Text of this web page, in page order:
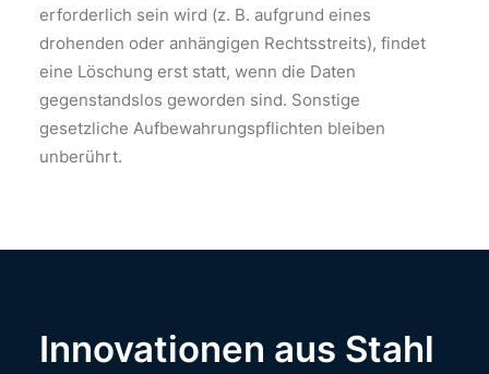
erforderlich sein wird (z. B. aufgrund eines
drohenden oder anhängigen Rechtsstreits), findet
eine Löschung erst statt, wenn die Daten
gegenstandslos geworden sind. Sonstige
gesetzliche Aufbewahrungspflichten bleiben
unberührt.
Innovationen aus Stahl